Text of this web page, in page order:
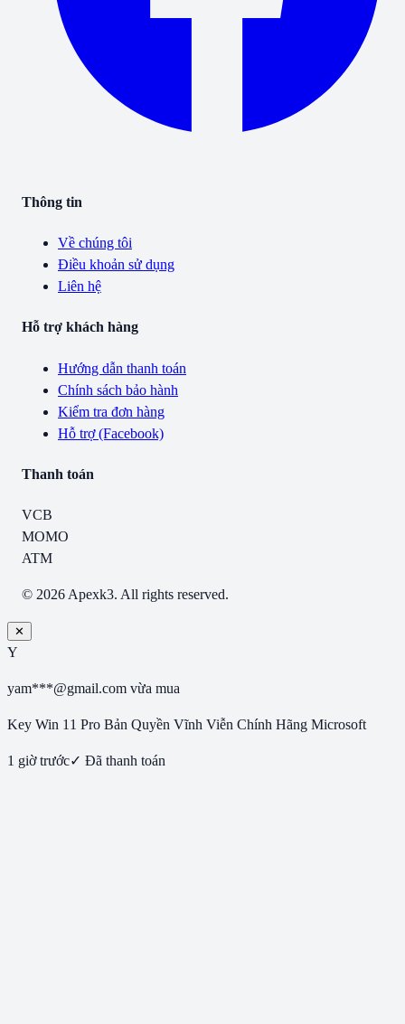
Thông tin
Về chúng tôi
Điều khoản sử dụng
Liên hệ
Hỗ trợ khách hàng
Hướng dẫn thanh toán
Chính sách bảo hành
Kiểm tra đơn hàng
Hỗ trợ (Facebook)
Thanh toán
VCB
MOMO
ATM
© 2026 Apexk3. All rights reserved.
✕
Y
yam***@gmail.com vừa mua
Key Win 11 Pro Bản Quyền Vĩnh Viễn Chính Hãng Microsoft
1 giờ trước✓ Đã thanh toán